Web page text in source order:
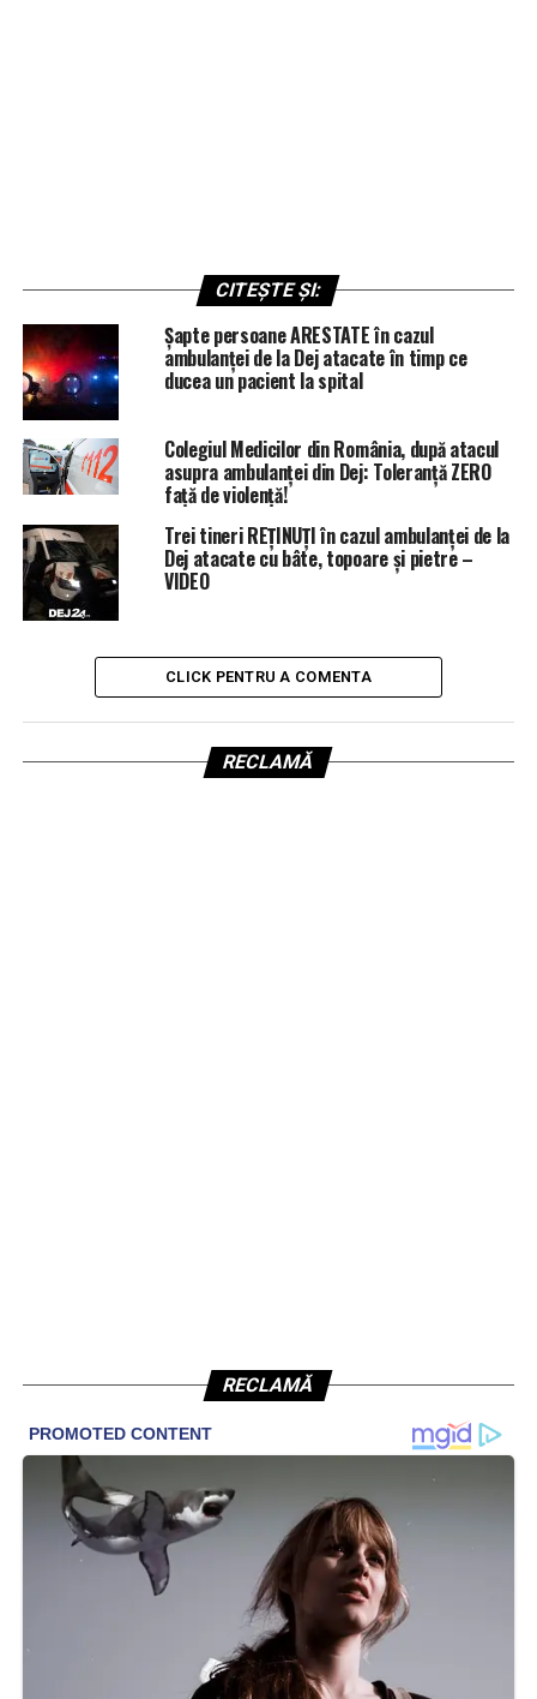
CITEȘTE ȘI:
Șapte persoane ARESTATE în cazul
ambulanței de la Dej atacate în timp ce
ducea un pacient la spital
Colegiul Medicilor din România, după atacul
asupra ambulanței din Dej: Toleranță ZERO
față de violență!
Trei tineri REȚINUȚI în cazul ambulanței de la
Dej atacate cu bâte, topoare și pietre –
VIDEO
CLICK PENTRU A COMENTA
RECLAMĂ
RECLAMĂ